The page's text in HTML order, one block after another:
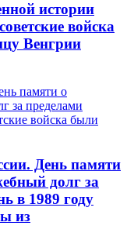
истории
войска
Венгрии
День памяти
долг за
в 1989 году
из